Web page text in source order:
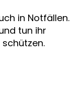
in Notfällen.
tun ihr